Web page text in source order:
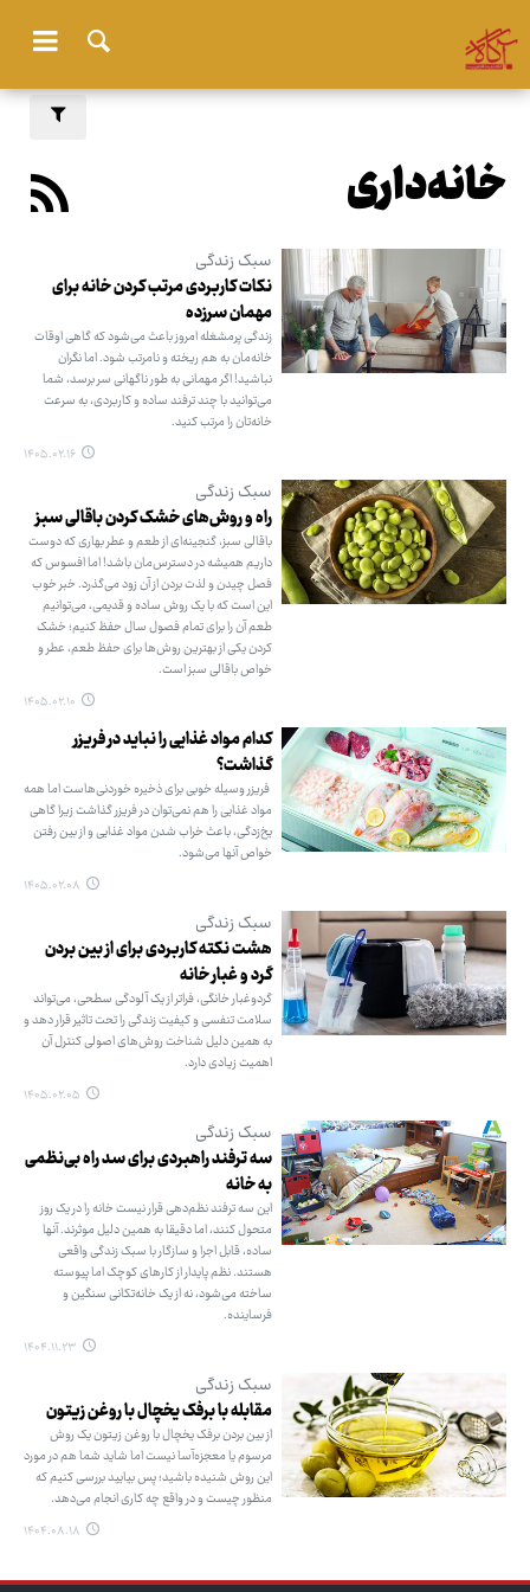
خانه‌داری
سبک زندگی
نکات کاربردی مرتب کردن خانه برای
مهمان سرزده
زندگی پرمشغله امروز باعث می‌شود که گاهی اوقات
خانه‌مان به هم ریخته و نامرتب شود. اما نگران
نباشید! اگر مهمانی به طور ناگهانی سر برسد، شما
می‌توانید با چند ترفند ساده و کاربردی، به سرعت
خانه‌تان را مرتب کنید.
۱۴۰۵.۰۲.۱۶
سبک زندگی
راه و روش‌های خشک کردن باقالی سبز
باقالی سبز، گنجینه‌ای از طعم و عطر بهاری که دوست
داریم همیشه در دسترس‌مان باشد! اما افسوس که
فصل چیدن و لذت بردن از آن زود می‌گذرد. خبر خوب
این است که با یک روش ساده و قدیمی، می‌توانیم
طعم آن را برای تمام فصول سال حفظ کنیم؛ خشک
کردن یکی از بهترین روش‌ها برای حفظ طعم، عطر و
خواص باقالی سبز است.
۱۴۰۵.۰۲.۱۰
کدام مواد غذایی را نباید در فریزر
گذاشت؟
فریزر وسیله خوبی برای ذخیره خوردنی‌هاست اما همه
مواد غذایی را هم نمی‌توان در فریزر گذاشت زیرا گاهی
یخ‌زدگی، باعث خراب شدن مواد غذایی و از بین رفتن
خواص آنها می‌شود.
۱۴۰۵.۰۲.۰۸
سبک زندگی
هشت نکته کاربردی برای از بین بردن
گرد و غبار خانه
گردوغبار خانگی، فراتر از یک آلودگی سطحی، می‌تواند
سلامت تنفسی و کیفیت زندگی را تحت تاثیر قرار دهد و
به همین دلیل شناخت روش‌های اصولی کنترل آن
اهمیت زیادی دارد.
۱۴۰۵.۰۲.۰۵
سبک زندگی
سه ترفند راهبردی برای سد راه بی‌نظمی
به خانه
این سه ترفند نظم‌دهی قرار نیست خانه را در یک روز
متحول کنند، اما دقیقا به همین دلیل موثرند. آنها
ساده، قابل اجرا و سازگار با سبک زندگی واقعی
هستند. نظم پایدار از کارهای کوچک اما پیوسته
ساخته می‌شود، نه از یک خانه‌تکانی سنگین و
فرساینده.
۱۴۰۴.۱۱.۲۳
سبک زندگی
مقابله با برفک یخچال با روغن زیتون
از بین بردن برفک یخچال با روغن زیتون یک روش
مرسوم یا معجزه‌آسا نیست اما شاید شما هم در مورد
این روش شنیده باشید؛ پس بیایید بررسی کنیم که
منظور چیست و در واقع چه کاری انجام می‌دهد.
۱۴۰۴.۰۸.۱۸